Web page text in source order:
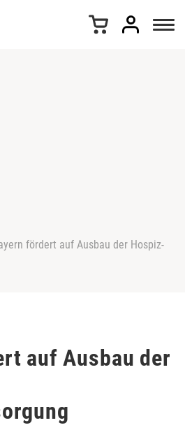
fördert auf Ausbau der Hospiz-
auf Ausbau der